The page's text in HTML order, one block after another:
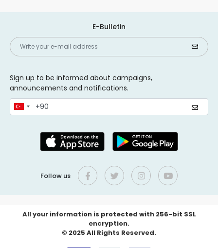
E-Bulletin
Sign up to be informed about campaigns,
announcements and notifications.
Follow us
All your information is protected with 256-bit SSL
encryption.
© 2025 All Rights Reserved.